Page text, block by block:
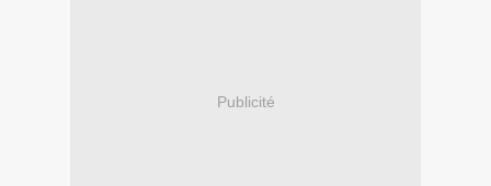
Publicité